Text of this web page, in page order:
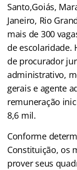
Santo,Goiás,
Janeiro, Rio
mais de 300
de escolaridade.
de procurador
administrativo,
gerais e agente
remuneração
8,6 mil.
Conforme
Constituição, os
prover seus